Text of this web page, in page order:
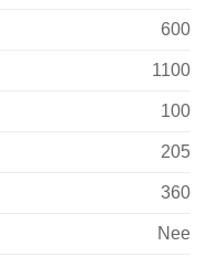
600
1100
100
205
360
Nee